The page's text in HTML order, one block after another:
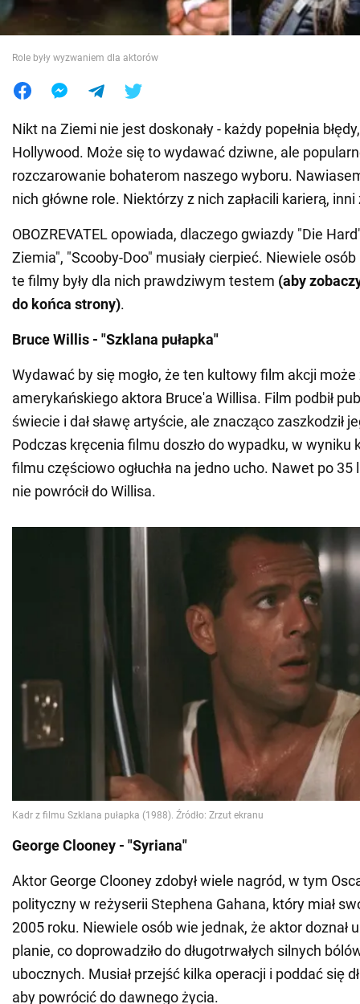
Jedzenie
Role były wyzwaniem dla aktorów
Nikt na Ziemi nie jest doskonały - każdy popełnia
Hollywood. Może się to wydawać dziwne, ale
rozczarowanie bohaterom naszego wyboru.
nich główne role. Niektórzy z nich zapłacili karierą,
OBOZREVATEL opowiada, dlaczego gwiazdy "Die
Ziemia", "Scooby-Doo" musiały cierpieć. Niewiele osób
te filmy były dla nich prawdziwym testem (aby
do końca strony).
Bruce Willis - "Szklana pułapka"
Wydawać by się mogło, że ten kultowy film akcji
amerykańskiego aktora Bruce'a Willisa. Film podbił
świecie i dał sławę artyście, ale znacząco zaszkodził
Podczas kręcenia filmu doszło do wypadku, w wyniku
filmu częściowo ogłuchła na jedno ucho. Nawet po 35
nie powrócił do Willisa.
George Clooney - "Syriana"
Aktor George Clooney zdobył wiele nagród, w tym
polityczny w reżyserii Stephena Gahana, który miał
2005 roku. Niewiele osób wie jednak, że aktor doznał
planie, co doprowadziło do długotrwałych silnych
ubocznych. Musiał przejść kilka operacji i poddać się
aby powrócić do dawnego życia.